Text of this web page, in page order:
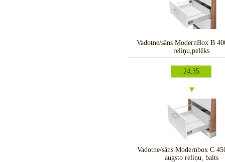
Vadotne/sāns ModernBox B
reliņu,pelēks
24,35
Vadotne/sāns Modernbox C
augsto reliņu, balts